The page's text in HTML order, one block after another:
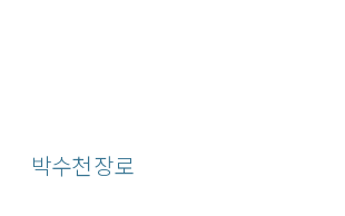
박수천 장로